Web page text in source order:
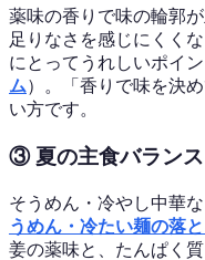
薬味の香りで味の輪郭
足りなさを感じにくく
にとってうれしいポイ
ム）。「香りで味を決
い方です。
③ 夏の主食バラン
そうめん・冷やし中華
うめん・冷たい麺の落
姜の薬味と、たんぱく